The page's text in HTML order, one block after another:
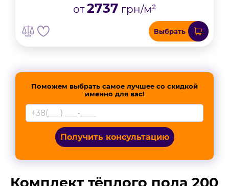
от2737 грн/м²
Выбрать
Поможем выбрать самое лучшее со скидкой
именно для вас!
Получить консультацию